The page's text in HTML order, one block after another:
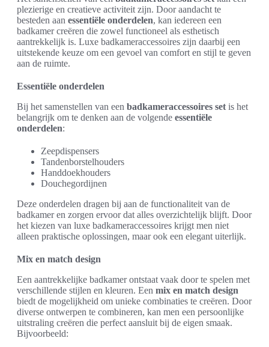
plezierige en creatieve activiteit zijn. Door aandacht te
besteden aan essentiële onderdelen, kan iedereen een
badkamer creëren die zowel functioneel als esthetisch
aantrekkelijk is. Luxe badkameraccessoires zijn daarbij een
uitstekende keuze om een gevoel van comfort en stijl te geven
aan de ruimte.
Essentiële onderdelen
Bij het samenstellen van een badkameraccessoires set is het
belangrijk om te denken aan de volgende essentiële
onderdelen:
Zeepdispensers
Tandenborstelhouders
Handdoekhouders
Douchegordijnen
Deze onderdelen dragen bij aan de functionaliteit van de
badkamer en zorgen ervoor dat alles overzichtelijk blijft. Door
het kiezen van luxe badkameraccessoires krijgt men niet
alleen praktische oplossingen, maar ook een elegant uiterlijk.
Mix en match design
Een aantrekkelijke badkamer ontstaat vaak door te spelen met
verschillende stijlen en kleuren. Een mix en match design
biedt de mogelijkheid om unieke combinaties te creëren. Door
diverse ontwerpen te combineren, kan men een persoonlijke
uitstraling creëren die perfect aansluit bij de eigen smaak.
Bijvoorbeeld: